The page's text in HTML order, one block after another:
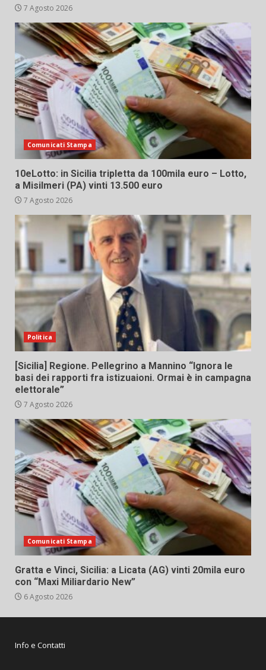
7 Agosto 2026
Comunicati Stampa
10eLotto: in Sicilia tripletta da 100mila euro – Lotto,
a Misilmeri (PA) vinti 13.500 euro
7 Agosto 2026
Politica
[Sicilia] Regione. Pellegrino a Mannino “Ignora le
basi dei rapporti fra istizuaioni. Ormai è in campagna
elettorale”
7 Agosto 2026
Comunicati Stampa
Gratta e Vinci, Sicilia: a Licata (AG) vinti 20mila euro
con “Maxi Miliardario New”
6 Agosto 2026
Info e Contatti